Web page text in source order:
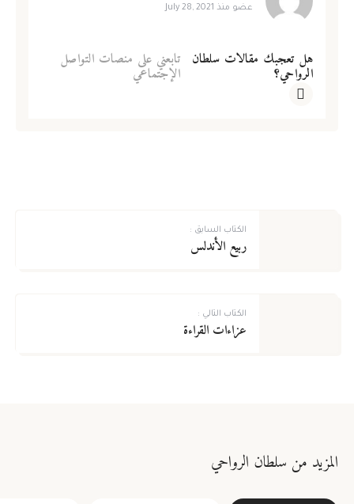
عضو منذ July 28, 2021
هل تعجبك مقالات سلطان
الرواحي؟
تابعني على منصات التواصل
الإجتماعي
الكتاب السابق :
ربيع الأندلس
الكتاب التالي :
عزاءات القراءة
المزيد من سلطان الرواحيتسجيل الدخول للأعضاء
الاسم الأول*